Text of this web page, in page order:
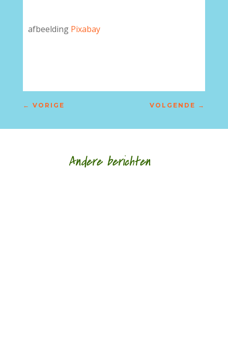
afbeelding Pixabay
← VORIGE VOLGENDE →
Andere berichten